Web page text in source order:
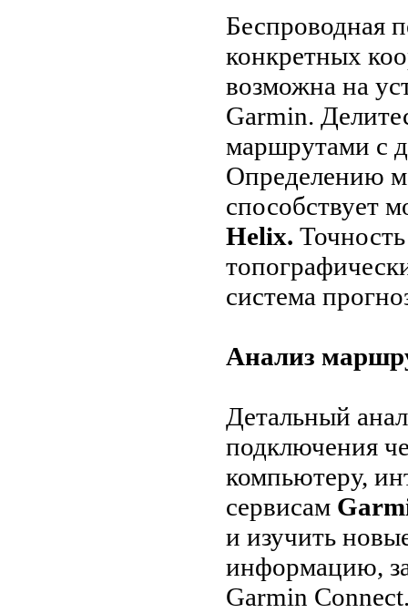
Беспроводная
конкретных
возможна на
Garmin.
маршрутами с
Определению
способствует
Helix.
система
Анализ
Детальный
подключения
компьютеру,
сервисам
и изучить
информацию,
Garmin